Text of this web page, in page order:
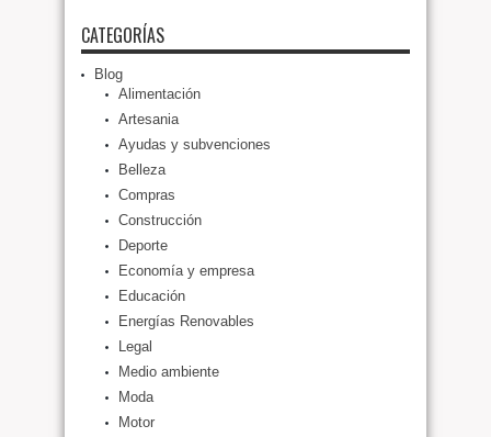
CATEGORÍAS
Blog
Alimentación
Artesania
Ayudas y subvenciones
Belleza
Compras
Construcción
Deporte
Economía y empresa
Educación
Energías Renovables
Legal
Medio ambiente
Moda
Motor